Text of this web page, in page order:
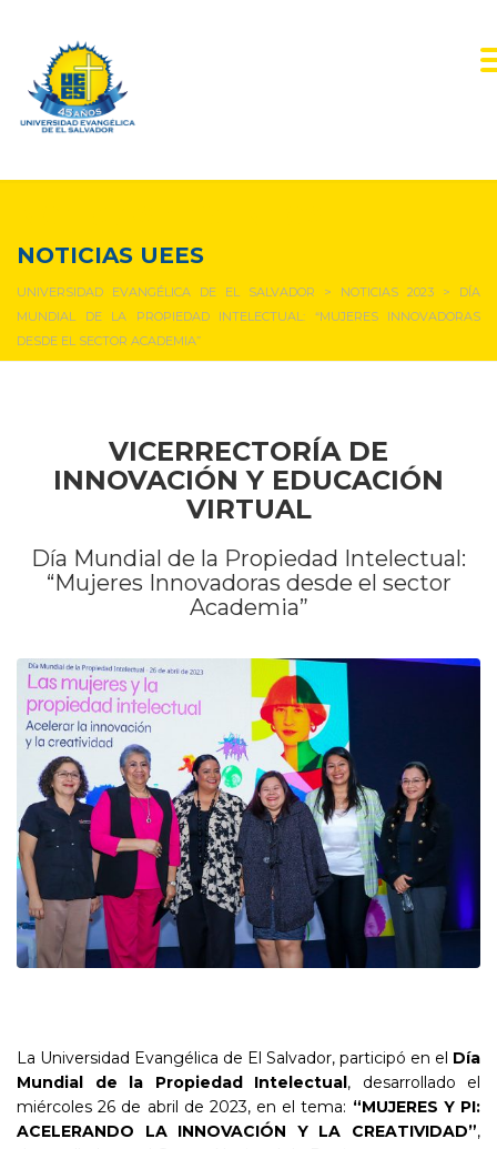
NOTICIAS UEES
UNIVERSIDAD EVANGÉLICA DE EL SALVADOR > NOTICIAS 2023 > DÍA
MUNDIAL DE LA PROPIEDAD INTELECTUAL: “MUJERES INNOVADORAS
DESDE EL SECTOR ACADEMIA”
VICERRECTORÍA DE
INNOVACIÓN Y EDUCACIÓN
VIRTUAL
Día Mundial de la Propiedad Intelectual:
“Mujeres Innovadoras desde el sector
Academia”
La Universidad Evangélica de El Salvador, participó en el Día
Mundial de la Propiedad Intelectual, desarrollado el
miércoles 26 de abril de 2023, en el tema: “MUJERES Y PI:
ACELERANDO LA INNOVACIÓN Y LA CREATIVIDAD”,